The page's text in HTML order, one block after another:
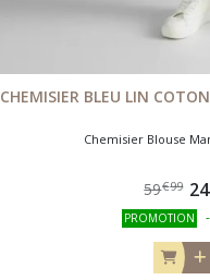
CHEMISIER BLEU LIN
Chemisier Blouse
59€99 24
PROMOTION -